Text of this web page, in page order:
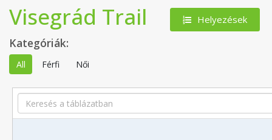
Helyezések
Visegrád Trail
Kategóriák:
All Férfi Női
Search